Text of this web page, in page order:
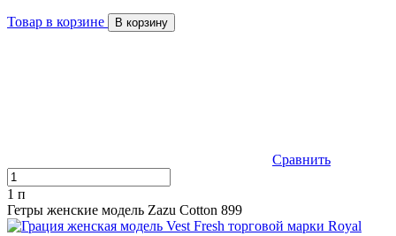
Товар в корзине В корзину
Сравнить
1 п
Гетры женские модель Zazu Cotton 899